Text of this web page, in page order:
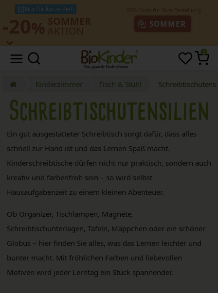
Nur für kurze Zeit!
SOMMER
0
Kinderzimmer Tisch & Stuhl
Schreibtischutensilien
Ein gut ausgestatteter Schreibtisch sorgt dafür, dass alles
schnell zur Hand ist und das Lernen Spaß macht.
Kinderschreibtische dürfen nicht nur praktisch, sondern auch
kreativ und farbenfroh sein – so wird selbst
Hausaufgabenzeit zu einem kleinen Abenteuer.
Ob Organizer, Tischlampen, Magnete,
Schreibtischunterlagen, Tafeln, Mäppchen oder ein schöner
Globus – hier finden Sie alles, was das Lernen leichter und
bunter macht. Mit fröhlichen Farben und liebevollen
Motiven wird jeder Lerntag ein Stück spannender.